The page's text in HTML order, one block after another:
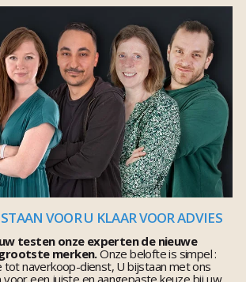
VOOR U KLAAR VOOR ADVIES
testen onze experten de nieuwe
merken.Onze belofte is simpel :
tot naverkoop-dienst, U bijstaan met ons
een juiste en aangepaste keuze bij uw